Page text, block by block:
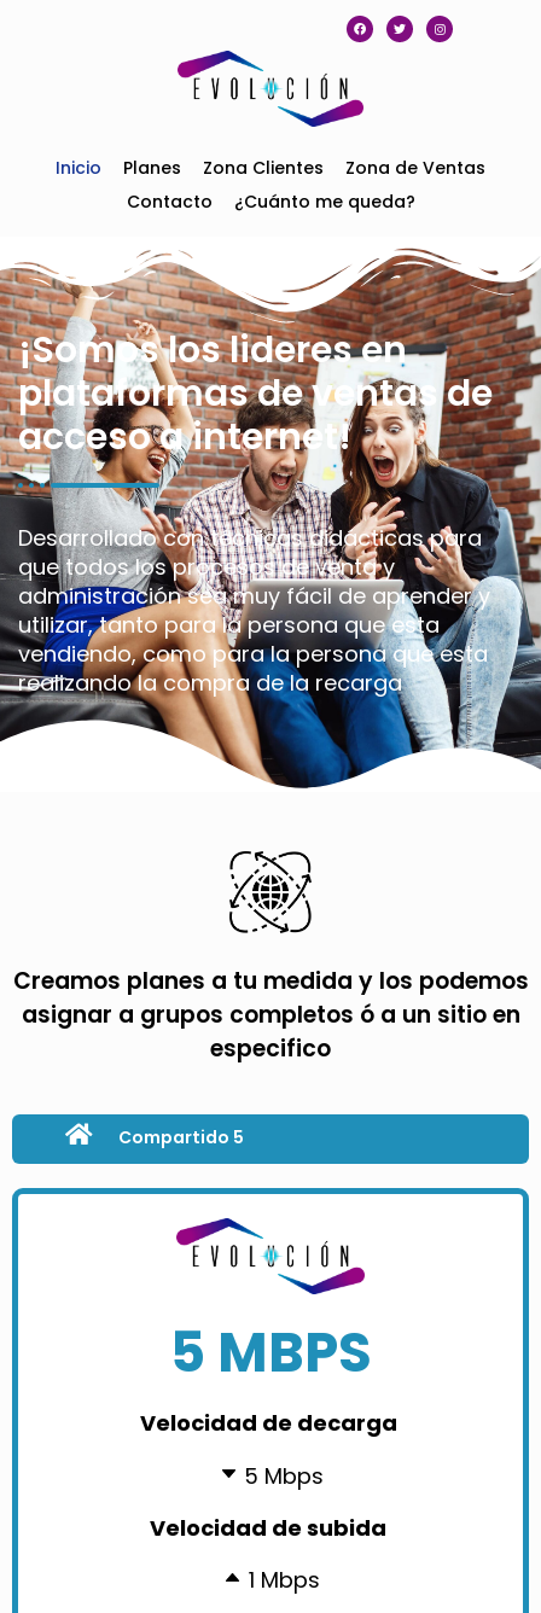
Inicio Planes Zona Clientes
Zona de Ventas
Contacto
¿Cuánto me queda?
¡Somos los lideres en
plataformas de ventas de
acceso a internet!
Desarrollado con técnicas didácticas para
que todos los procesos de venta y
administración sea muy fácil de aprender y
utilizar, tanto para la persona que esta
vendiendo, como para la persona que esta
realizando la compra de la recarga
Creamos planes a tu medida y los podemos
asignar a grupos completos ó a un sitio en
especifico
Compartido 5
5 MBPS
Velocidad de decarga
5 Mbps
Velocidad de subida
1 Mbps